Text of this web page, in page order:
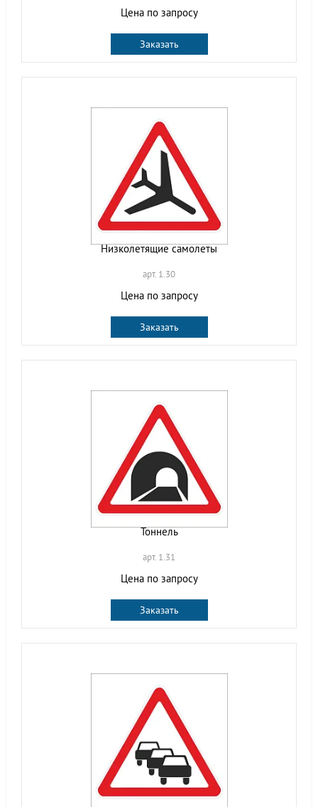
Цена по запросу
Заказать
Низколетящие самолеты
арт. 1.30
Цена по запросу
Заказать
Тоннель
арт. 1.31
Цена по запросу
Заказать